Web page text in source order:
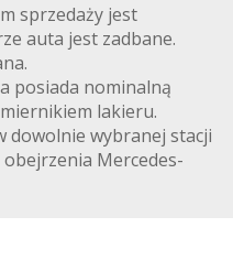
sprzedaży jest
auta jest zadbane.
posiada nominalną
lakieru.
dowolnie wybranej stacji
Mercedes-